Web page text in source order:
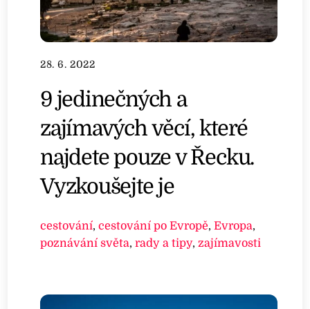
28. 6. 2022
9 jedinečných a
zajímavých věcí, které
najdete pouze v Řecku.
Vyzkoušejte je
cestování,cestování po Evropě,Evropa,
poznávání světa,rady a tipy, zajímavosti